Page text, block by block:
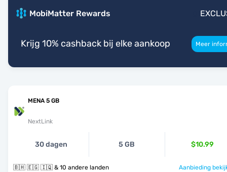
MobiMatter Rewards
Krijg 10% cashback bij elke aankoop Meer
MENA 5 GB
NextLink
30 dagen 5 GB $10.99
🇧🇭 🇪🇬 🇮🇶 & 10 andere landen Aanbieding